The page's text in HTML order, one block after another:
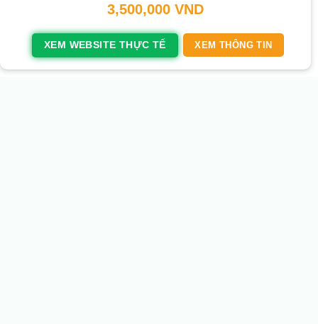
3,500,000 VND
XEM WEBSITE THỰC TẾ XEM THÔNG TIN